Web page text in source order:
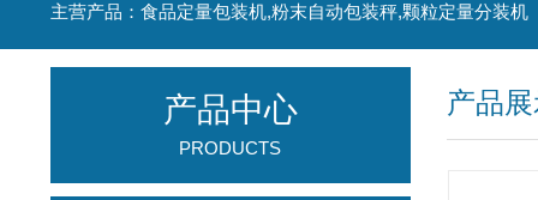
主营产品：食品定量包装机,粉末自动包装秤,颗粒定量分装机
产品
产品中心
PRODUCTS